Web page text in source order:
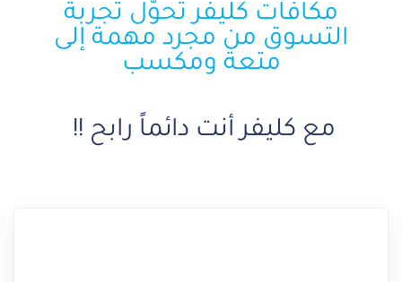
مكافآت كليفر تحوّل تجربة
التسوق من مجرد مهمة إلى
متعة ومكسب
مع كليفر أنت دائماً رابح !!